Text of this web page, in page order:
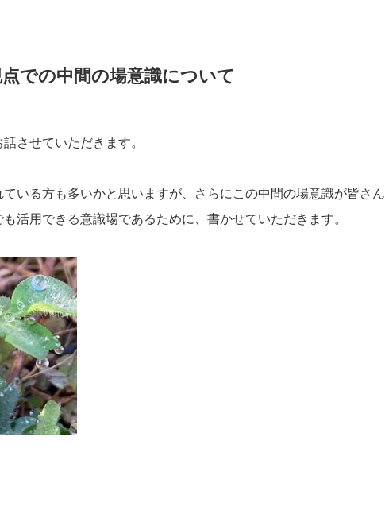
での中間の場意識について
させていただきます。
いる方も多いかと思いますが、さらにこの中間の場意識が皆さん
活用できる意識場であるために、書かせていただきます。